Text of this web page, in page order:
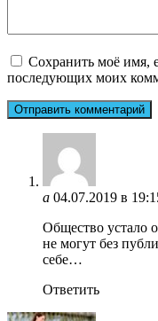
Сохранить моё имя,
последующих моих
а 04.07.2019 в
Общество устало
не могут без
себе…
Ответить